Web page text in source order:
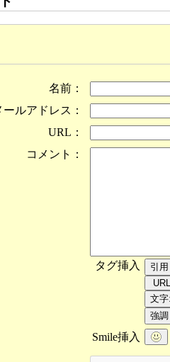
名前：
ールアドレス：
URL：
コメント：
タグ挿入
Smile挿入